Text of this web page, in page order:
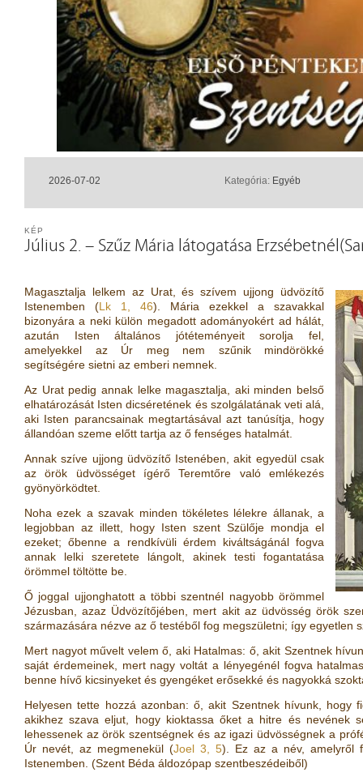
2026-07-02 Kategória: Egyéb
Július 2. – Szűz Mária látogatása
KÉP
Magasztalja lelkem az Urat, és szívem ujjong üdvözítő
Istenemben (Lk 1, 46). Mária ezekkel a szavakkal
bizonyára a neki külön megadott adományokért ad hálát,
azután Isten általános jótéteményeit sorolja fel,
amelyekkel az Úr meg nem szűnik mindörökké
segítségére sietni az emberi nemnek.
Az Urat pedig annak lelke magasztalja, aki minden belső
elhatározását Isten dicséretének és szolgálatának veti alá,
aki Isten parancsainak megtartásával azt tanúsítja, hogy
állandóan szeme előtt tartja az ő fenséges hatalmát.
Annak szíve ujjong üdvözítő Istenében, akit egyedül csak
az örök üdvösséget ígérő Teremtőre való emlékezés
gyönyörködtet.
Noha ezek a szavak minden tökéletes lélekre állanak, a
legjobban az illett, hogy Isten szent Szülője mondja el
ezeket; őbenne a rendkívüli érdem kiváltságánál fogva
annak lelki szeretete lángolt, akinek testi fogantatása
örömmel töltötte be.
Ő joggal ujjonghatott a többi szentnél nagyobb örömmel
Jézusban, azaz Üdvözítőjében, mert akit az üdvösség örök
származására nézve az ő testéből fog megszületni; így egyetlen
Mert nagyot művelt velem ő, aki Hatalmas: ő, akit Szentnek
saját érdemeinek, mert nagy voltát a lényegénél fogva
benne hívő kicsinyeket és gyengéket erősekké és nagyokká
Helyesen tette hozzá azonban: ő, akit Szentnek hívunk, hogy
akikhez szava eljut, hogy kioktassa őket a hitre és nevének
lehessenek az örök szentségnek és az igazi üdvösségnek a
Úr nevét, az megmenekül (Joel 3, 5). Ez az a név, amelyről
Istenemben. (Szent Béda áldozópap szentbeszédeiből)